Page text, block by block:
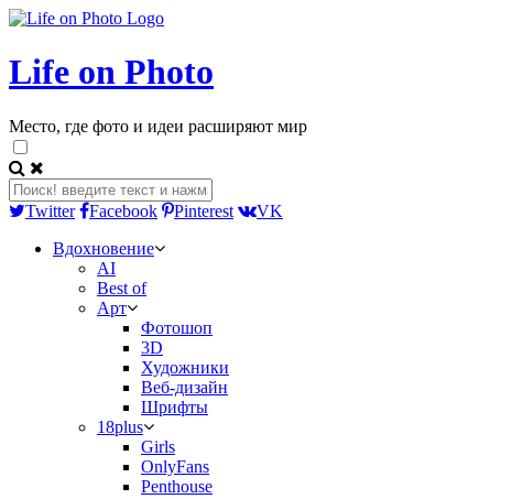
Life on Photo
Место, где фото и идеи расширяют мир
Twitter Facebook Pinterest
VK
Вдохновение
AI
Best of
Арт
Фотошоп
3D
Художники
Веб-дизайн
Шрифты
18plus
Girls
OnlyFans
Penthouse